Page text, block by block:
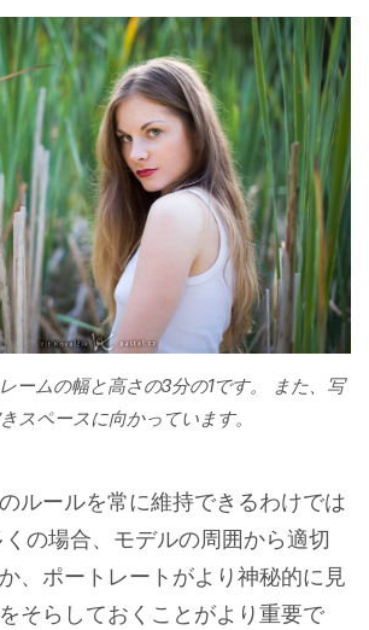
ームの幅と高さの3分の1です。 また、写
スペースに向かっています。
ルールを常に維持できるわけでは
の場合、モデルの周囲から適切
、ポートレートがより神秘的に見
そらしておくことがより重要で